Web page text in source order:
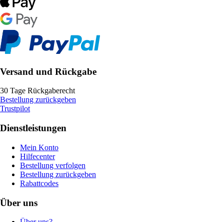
Versand und Rückgabe
30 Tage Rückgaberecht
Bestellung zurückgeben
Trustpilot
Dienstleistungen
Mein Konto
Hilfecenter
Bestellung verfolgen
Bestellung zurückgeben
Rabattcodes
Über uns